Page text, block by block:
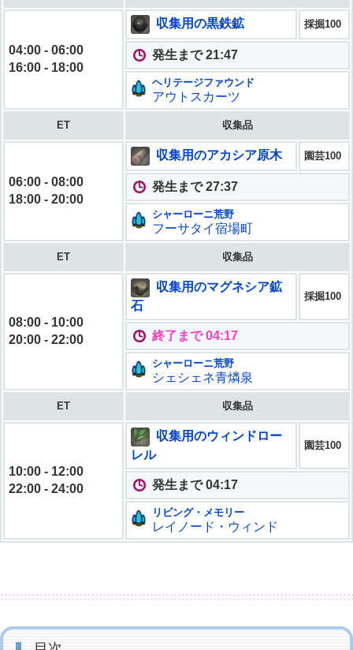
04:00 - 06:00
16:00 - 18:00
収集用の黒鉄鉱 採掘100
発生まで 21:45
ヘリテージファウンド
アウトスカーツ
ET 収集品
06:00 - 08:00
18:00 - 20:00
収集用のアカシア原木 園芸100
発生まで 27:35
シャーローニ荒野
フーサタイ宿場町
ET 収集品
08:00 - 10:00
20:00 - 22:00
収集用のマグネシア鉱
石
採掘100
終了まで 04:15
シャーローニ荒野
シェシェネ青燐泉
ET 収集品
10:00 - 12:00
22:00 - 24:00
収集用のウィンドロー
レル
園芸100
発生まで 04:15
リビング・メモリー
レイノード・ウィンド